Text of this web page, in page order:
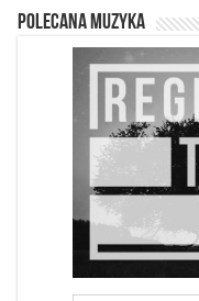
Polecana muzyka